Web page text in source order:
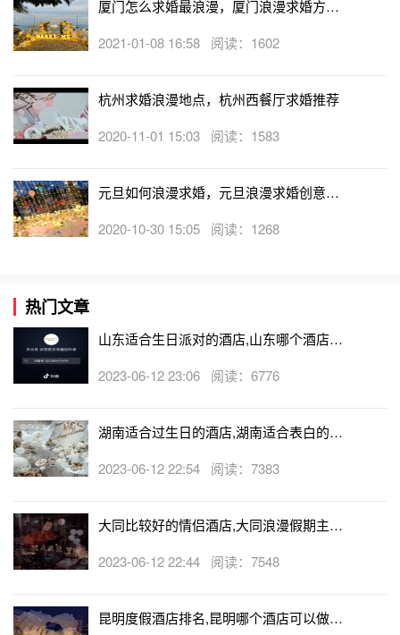
厦门怎么求婚最浪漫，厦门浪漫求婚方式
2021-01-08 16:58 阅读：1602
杭州求婚浪漫地点，杭州西餐厅求婚推荐
2020-11-01 15:03 阅读：1583
元旦如何浪漫求婚，元旦浪漫求婚创意攻
2020-10-30 15:05 阅读：1268
热门文章
山东适合生日派对的酒店,山东哪个酒店有
2023-06-12 23:06 阅读：6776
湖南适合过生日的酒店,湖南适合表白的酒
2023-06-12 22:54 阅读：7383
大同比较好的情侣酒店,大同浪漫假期主题
2023-06-12 22:44 阅读：7548
昆明度假酒店排名,昆明哪个酒店可以做求